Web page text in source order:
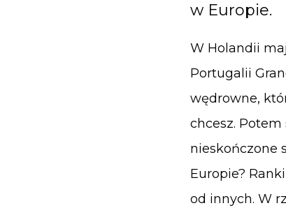
w Europie.
W Holandii
Portugalii
wędrowne,
chcesz.
nieskończone
Europie?
od innych. W